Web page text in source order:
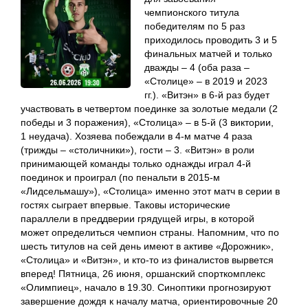
чемпионского титула
победителям по 5 раз
приходилось проводить 3 и 5
финальных матчей и только
дважды – 4 (оба раза –
«Столице» – в 2019 и 2023
гг.). «Витэн» в 6-й раз будет
участвовать в четвертом поединке за золотые медали (2
победы и 3 поражения), «Столица» – в 5-й (3 виктории,
1 неудача). Хозяева побеждали в 4-м матче 4 раза
(трижды – «столичники»), гости – 3. «Витэн» в роли
принимающей команды только однажды играл 4-й
поединок и проиграл (по пенальти в 2015-м
«Лидсельмашу»), «Столица» именно этот матч в серии в
гостях сыграет впервые. Таковы исторические
параллели в преддверии грядущей игры, в которой
может определиться чемпион страны. Напомним, что по
шесть титулов на сей день имеют в активе «Дорожник»,
«Столица» и «Витэн», и кто-то из финалистов вырвется
вперед! Пятница, 26 июня, оршанский спорткомплекс
«Олимпиец», начало в 19.30. Синоптики прогнозируют
завершение дождя к началу матча, ориентировочные 20